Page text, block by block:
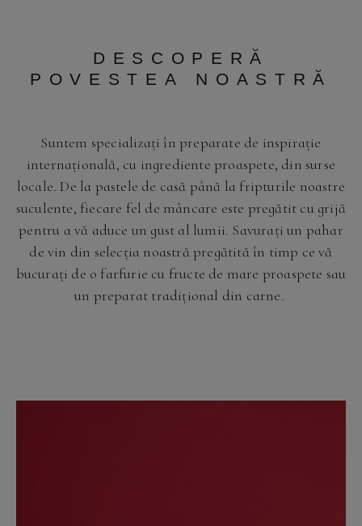
DESCOPERĂ
POVESTEA NOASTRĂ
Suntem specializați în preparate de inspirație
internațională, cu ingrediente proaspete, din surse
locale. De la pastele de casă până la fripturile noastre
suculente, fiecare fel de mâncare este pregătit cu grijă
pentru a vă aduce un gust al lumii. Savurați un pahar
de vin din selecția noastră pregătită în timp ce vă
bucurați de o farfurie cu fructe de mare proaspete sau
un preparat tradițional din carne.